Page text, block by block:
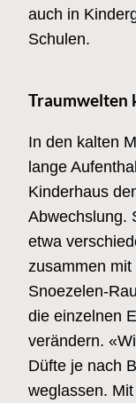
auch in
Schulen.
Traumwelten
In den kalten
lange
Kinderhaus
Abwechslung.
etwa
zusammen
Snoezelen-
die einzelnen
verändern.
Düfte je nach
weglassen.